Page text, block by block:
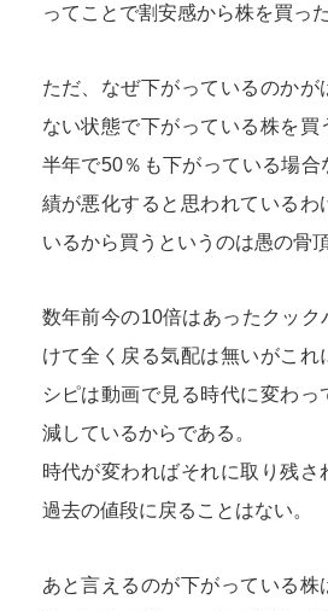
ってことで割安感から株を買っ
ただ、なぜ下がっているのかが
ない状態で下がっている株を買
半年で50％も下がっている場合
績が悪化すると思われているわ
いるから買うというのは愚の骨
数年前今の10倍はあったクック
けて全く戻る気配は無いがこれ
シピは動画で見る時代に変わっ
減しているからである。
時代が変わればそれに取り残さ
過去の値段に戻ることはない。
あと言えるのが下がっている株